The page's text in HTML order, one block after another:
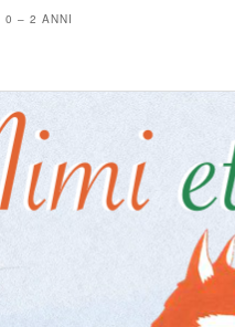
0 – 2 ANNI